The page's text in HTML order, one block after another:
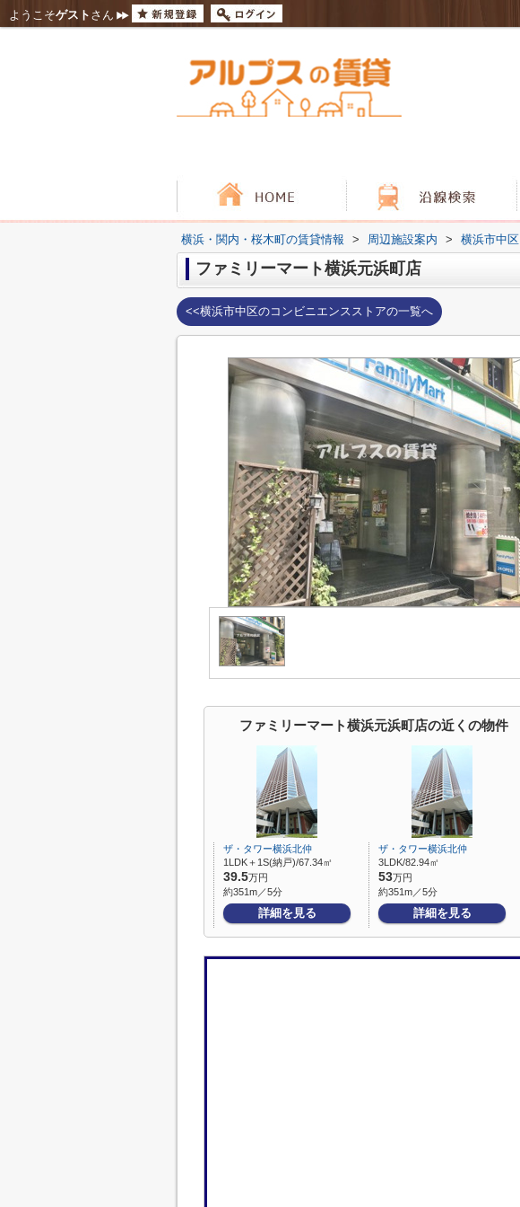
ようこそゲスト さん
横浜・関内・桜木町の賃貸情報 > 周辺施設案内 > 横浜市中区
ファミリーマート横浜元浜町店
<<横浜市中区のコンビニエンスストアの一覧へ
ファミリーマート横浜元浜町店の近くの物件
ザ・タワー横浜北仲
1LDK＋1S(納戸)/67.34㎡
39.5万円
約351m／5分
詳細を見る
ザ・タワー横浜北仲
3LDK/82.94㎡
53万円
約351m／5分
詳細を見る